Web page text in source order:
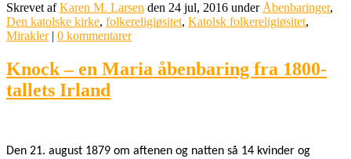
Skrevet afKaren M. Larsen den 24 jul, 2016 under Åbenbaringer,
Den katolske kirke, folkereligiøsitet, Katolsk folkereligiøsitet,
Mirakler| 0 kommentarer
Knock – en Maria åbenbaring fra 1800-
tallets Irland
Den 21. august 1879 om aftenen og natten så 14 kvinder og